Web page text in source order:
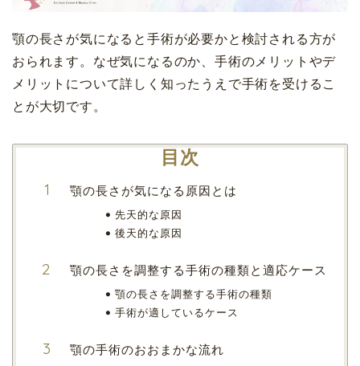
顎の長さが気になると手術が必要かと検討される方が
おられます。なぜ気になるのか、手術のメリットやデ
メリットについて詳しく知ったうえで手術を受けるこ
とが大切です。
目次
顎の長さが気になる原因とは
先天的な原因
後天的な原因
顎の長さを調整する手術の種類と適応ケース
顎の長さを調整する手術の種類
手術が適しているケース
顎の手術のおおまかな流れ